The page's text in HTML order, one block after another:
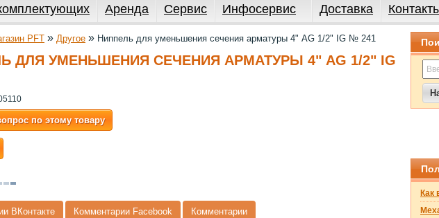
Аренда Сервис Инфосервис Доставка
PFT » Другое » Ниппель для уменьшения сечения арматуры 4" AG 1/2" IG № 241
ДЛЯ УМЕНЬШЕНИЯ СЕЧЕНИЯ АРМАТУРЫ 4" AG 1/2" IG
по этому товару
ВКонтакте Комментарии Facebook Комментарии
Как